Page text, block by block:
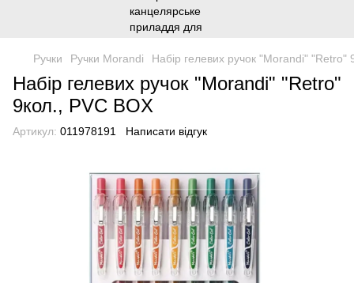
Ручки Ручки Morandi Набір гелевих ручок "Morandi" "Retro"
Набір гелевих ручок "Morandi" "Retro"
9кол., PVC BOX
Артикул: 011978191 Написати відгук